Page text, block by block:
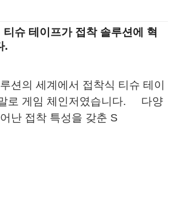
슈 테이프가 접착 솔루션에 혁
.
션의 세계에서 접착식 티슈 테이
로 게임 체인저였습니다. 다양
난 접착 특성을 갖춘 S